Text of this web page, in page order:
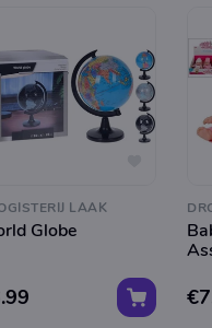
LAAK
Globe